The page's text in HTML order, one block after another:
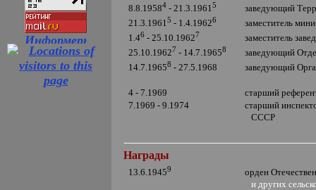
8.8.19584 - 21.3.19615
заведующий
21.3.19615 - 1.4.19626
заместитель
1.46 - 25.10.19627
заместитель
25.10.19627 - 14.7.19658
заведующий
14.7.19658 - 27.5.1968 заведующий
4 - 7.1969
старший
7.1969 - 9.1974
старший
СССР
Награды
13.6.19459
орден
и других